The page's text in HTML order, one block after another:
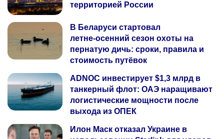
территорией России
В Беларуси стартовал
летне‑осенний сезон охоты на
пернатую дичь: сроки, правила и
стоимость путёвок
ADNOC инвестирует $1,3 млрд в
танкерный флот: ОАЭ наращивают
логистические мощности после
выхода из ОПЕК
Илон Маск отказал Украине в